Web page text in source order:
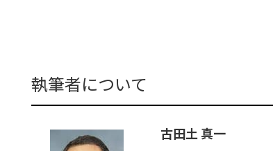
執筆者について
古田土 真一